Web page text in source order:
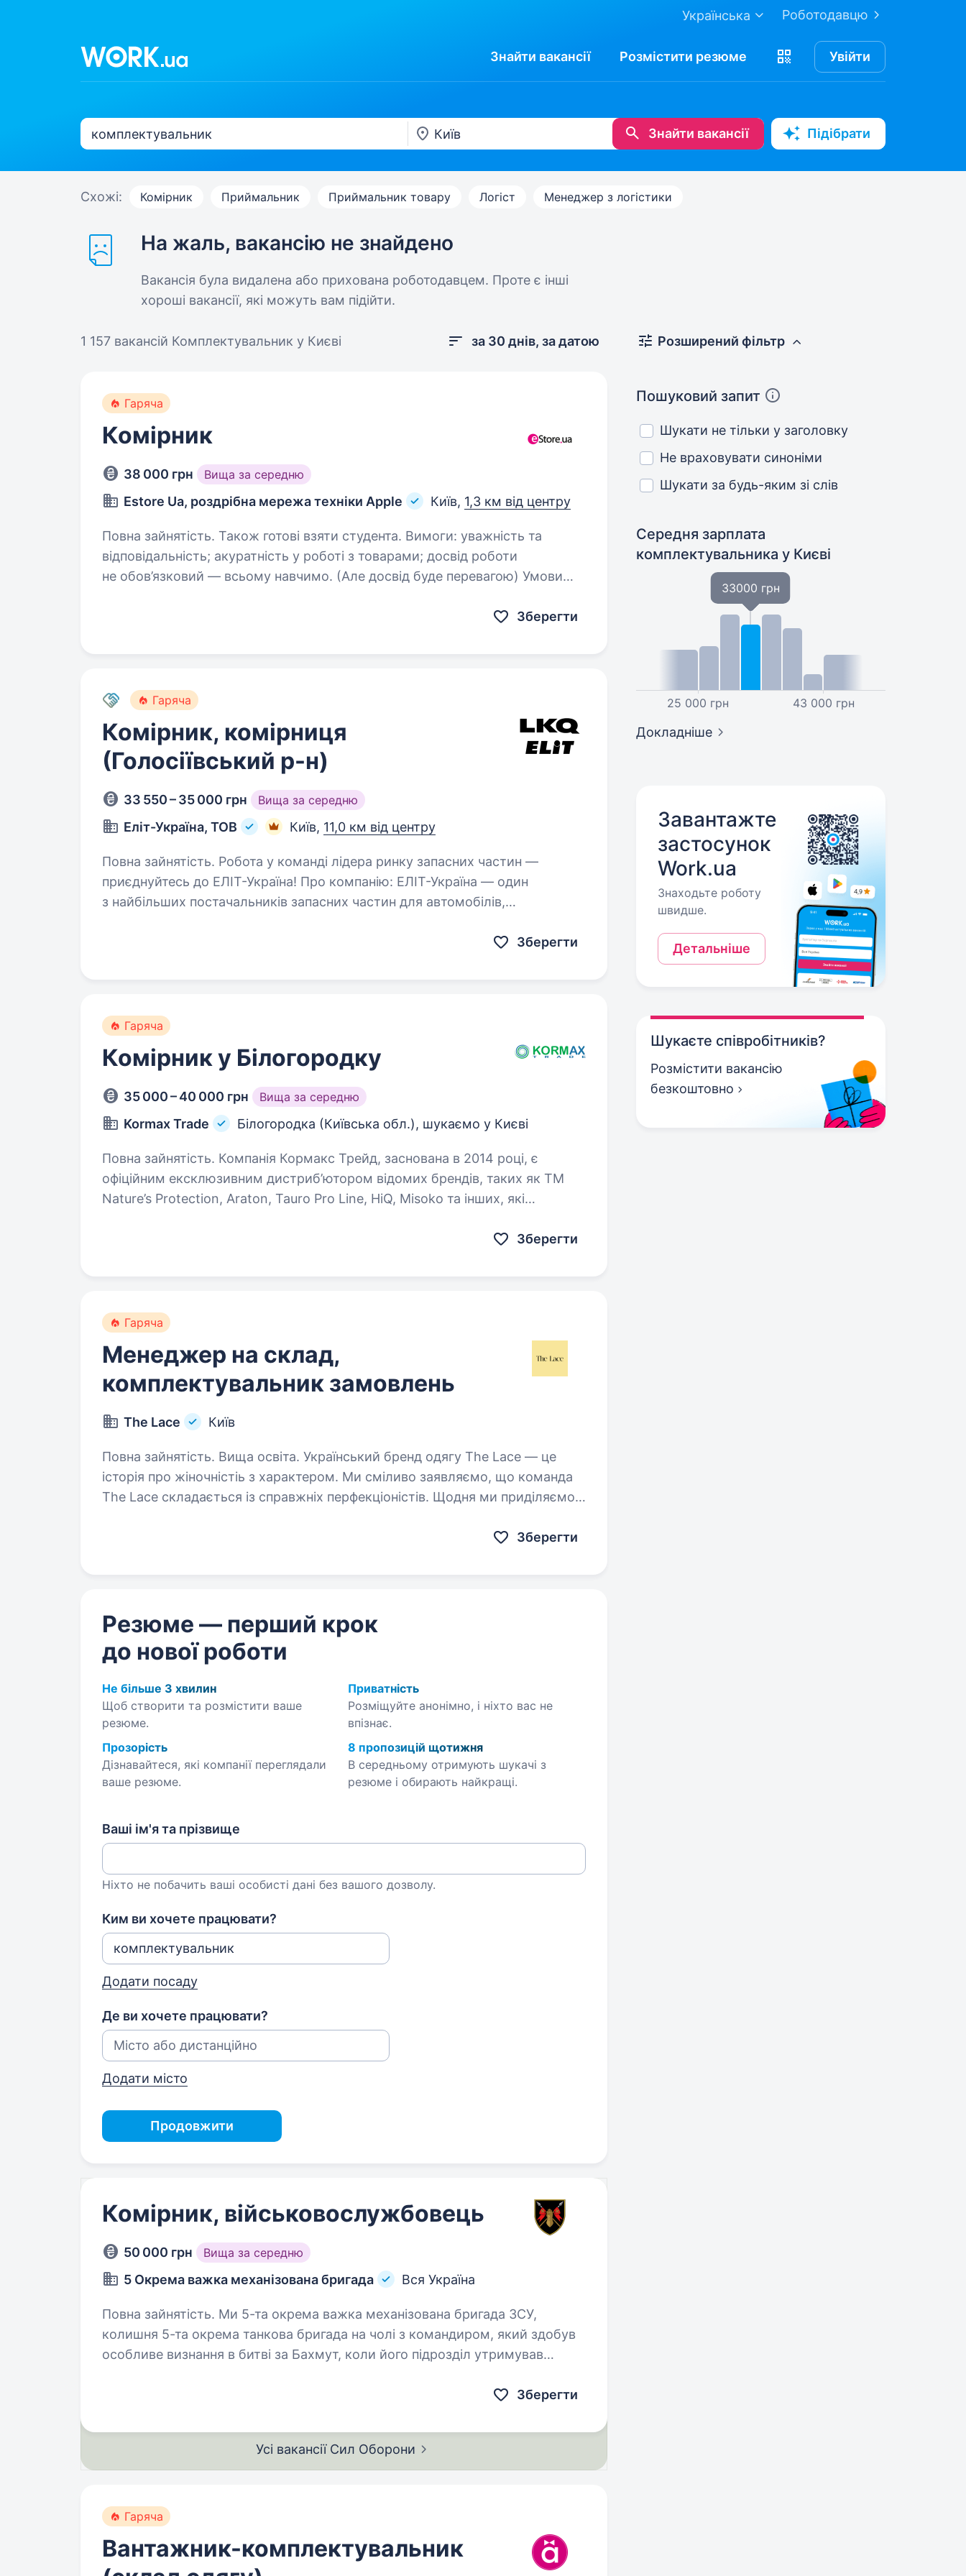
Роботодавцю
Українська
Знайти вакансії Розмістити резюме Увійти
Знайти вакансії Підібрати
Схожі: Комірник Приймальник Приймальник товару Логіст Менеджер з логістики
На жаль, вакансію не знайдено
Вакансія була видалена або прихована роботодавцем. Проте є інші
хороші вакансії, які можуть вам підійти.
1 157 вакансій Комплектувальник у Києві за 30 днів, за датою
Гаряча
Комірник
38 000 грн Вища за середню
Estore Ua, роздрібна мережа техніки Apple Київ, 1,3 км від центру
Повна зайнятість. Також готові взяти студента. Вимоги: уважність та
відповідальність; акуратність у роботі з товарами; досвід роботи
не обов’язковий — всьому навчимо. (Але досвід буде перевагою) Умови
Зберегти
Гаряча
Комірник, комірниця
(Голосіївський р-н)
33 550 – 35 000 грн Вища за середню
Еліт-Україна, ТОВ Київ, 11,0 км від центру
Повна зайнятість. Робота у команді лідера ринку запасних частин —
приєднуйтесь до ЕЛІТ-Україна! Про компанію: ЕЛІТ-Україна — один
з найбільших постачальників запасних частин для автомобілів,
Зберегти
Гаряча
Комірник у Білогородку
35 000 – 40 000 грн Вища за середню
Kormax Trade Білогородка (Київська обл.), шукаємо у Києві
Повна зайнятість. Компанія Кормакс Трейд, заснована в 2014 році, є
офіційним ексклюзивним дистриб’ютором відомих брендів, таких як TM
Nature’s Protection, Araton, Tauro Pro Line, HiQ, Misoko та інших, які
Зберегти
Гаряча
Менеджер на склад,
комплектувальник замовлень
The Lace Київ
Повна зайнятість. Вища освіта. Український бренд одягу The Lace — це
історія про жіночністіь з характером. Ми сміливо заявляємо, що команда
The Lace складається із справжніх перфекціоністів. Щодня ми приділяємо
Зберегти
Резюме — перший крок
до нової роботи
Не більше 3 хвилин
Щоб створити та розмістити ваше
резюме.
Приватність
Розміщуйте анонімно, і ніхто вас не
впізнає.
Прозорість
Дізнавайтеся, які компанії переглядали
ваше резюме.
8 пропозицій щотижня
В середньому отримують шукачі з
резюме і обирають найкращі.
Ваші ім'я та прізвище
Ніхто не побачить ваші особисті дані без вашого дозволу.
Ким ви хочете працювати?
Додати посаду
Де ви хочете працювати?
Додати місто
Продовжити
Комірник, військовослужбовець
50 000 грн Вища за середню
5 Окрема важка механізована бригада Вся Україна
Повна зайнятість. Ми 5-та окрема важка механізована бригада ЗСУ,
колишня 5-та окрема танкова бригада на чолі з командиром, який здобув
особливе визнання в битві за Бахмут, коли його підрозділ утримував
Зберегти
Усі вакансії Сил Оборони
Гаряча
Вантажник-комплектувальник
Розширений фільтр
Пошуковий запит
Шукати не тільки у заголовку
Не враховувати синоніми
Шукати за будь-яким зі слів
Середня зарплата
комплектувальникау Києві
25 000 грн
33000 грн
43 000 грн
Докладніше
Завантажте
застосунок
Work.ua
Знаходьте роботу
швидше.
Детальніше
Шукаєте співробітників?
Розмістити вакансію
безкоштовно